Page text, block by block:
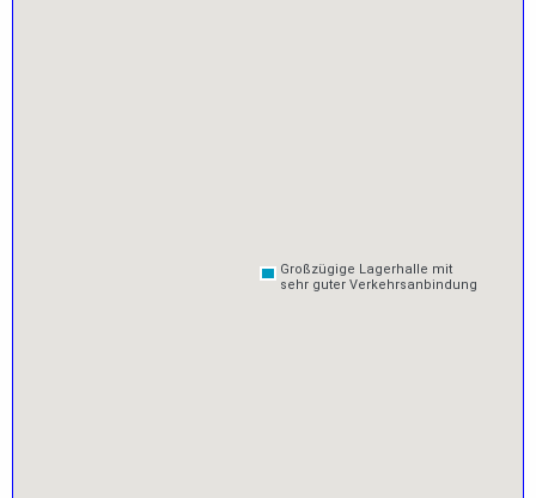
Großzügige Lagerhalle mit
sehr guter Verkehrsanbindung
Großzügige Lagerhalle mit
sehr guter Verkehrsanbindung